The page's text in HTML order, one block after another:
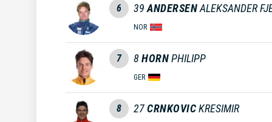
6 39 ANDERSENALEKSANDER
NOR
7 8HORNPHILIPP
GER
8 27CRNKOVICKRESIMIR